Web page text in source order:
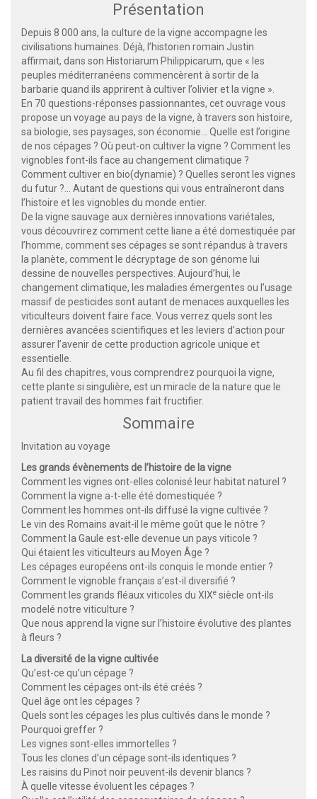
Présentation
Depuis 8 000 ans, la culture de la vigne accompagne les
civilisations humaines. Déjà, l’historien romain Justin
affirmait, dans son Historiarum Philippicarum, que « les
peuples méditerranéens commencèrent à sortir de la
barbarie quand ils apprirent à cultiver l’olivier et la vigne ».
En 70 questions-réponses passionnantes, cet ouvrage vous
propose un voyage au pays de la vigne, à travers son histoire,
sa biologie, ses paysages, son économie… Quelle est l’origine
de nos cépages ? Où peut-on cultiver la vigne ? Comment les
vignobles font-ils face au changement climatique ?
Comment cultiver en bio(dynamie) ? Quelles seront les vignes
du futur ?... Autant de questions qui vous entraîneront dans
l’histoire et les vignobles du monde entier.
De la vigne sauvage aux dernières innovations variétales,
vous découvrirez comment cette liane a été domestiquée par
l’homme, comment ses cépages se sont répandus à travers
la planète, comment le décryptage de son génome lui
dessine de nouvelles perspectives. Aujourd’hui, le
changement climatique, les maladies émergentes ou l’usage
massif de pesticides sont autant de menaces auxquelles les
viticulteurs doivent faire face. Vous verrez quels sont les
dernières avancées scientifiques et les leviers d’action pour
assurer l’avenir de cette production agricole unique et
essentielle.
Au fil des chapitres, vous comprendrez pourquoi la vigne,
cette plante si singulière, est un miracle de la nature que le
patient travail des hommes fait fructifier.
Sommaire
Invitation au voyage
Les grands évènements de l’histoire de la vigne
Comment les vignes ont-elles colonisé leur habitat naturel ?
Comment la vigne a-t-elle été domestiquée ?
Comment les hommes ont-ils diffusé la vigne cultivée ?
Le vin des Romains avait-il le même goût que le nôtre ?
Comment la Gaule est-elle devenue un pays viticole ?
Qui étaient les viticulteurs au Moyen Âge ?
Les cépages européens ont-ils conquis le monde entier ?
Comment le vignoble français s’est-il diversifié ?
Comment les grands fléaux viticoles du XIXe siècle ont-ils
modelé notre viticulture ?
Que nous apprend la vigne sur l’histoire évolutive des plantes
à fleurs ?
La diversité de la vigne cultivée
Qu’est-ce qu’un cépage ?
Comment les cépages ont-ils été créés ?
Quel âge ont les cépages ?
Quels sont les cépages les plus cultivés dans le monde ?
Pourquoi greffer ?
Les vignes sont-elles immortelles ?
Tous les clones d’un cépage sont-ils identiques ?
Les raisins du Pinot noir peuvent-ils devenir blancs ?
À quelle vitesse évoluent les cépages ?